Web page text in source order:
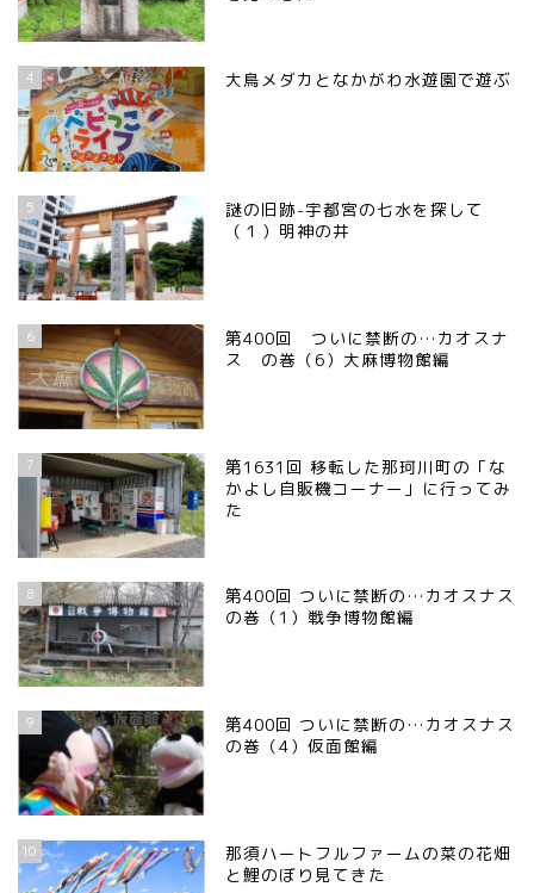
4 大鳥メダカとなかがわ水遊園で遊ぶ
5
謎の旧跡-宇都宮の七水を探して
（１）明神の井
6
第400回 ついに禁断の…カオスナ
ス の巻（6）大麻博物館編
7
第1631回 移転した那珂川町の「な
かよし自販機コーナー」に行ってみ
た
8
第400回 ついに禁断の…カオスナス
の巻（1）戦争博物館編
9
第400回 ついに禁断の…カオスナス
の巻（4）仮面館編
10
那須ハートフルファームの菜の花畑
と鯉のぼり見てきた